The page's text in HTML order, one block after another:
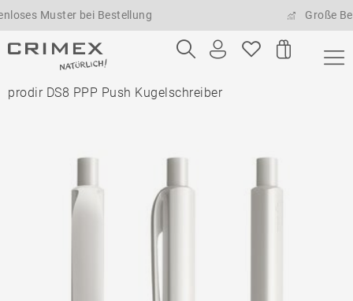
Muster bei Bestellung Große
prodir DS8 PPP Push Kugelschreiber